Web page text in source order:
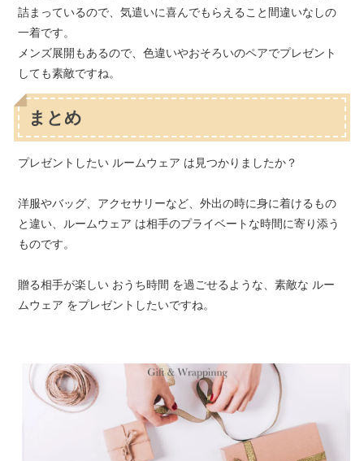
詰まっているので、気遣いに喜んでもらえること間違いなしの
一着です。
メンズ展開もあるので、色違いやおそろいのペアでプレゼント
しても素敵ですね。
まとめ
プレゼントしたい ルームウェア は見つかりましたか？
洋服やバッグ、アクセサリーなど、外出の時に身に着けるもの
と違い、ルームウェア は相手のプライベートな時間に寄り添う
ものです。
贈る相手が楽しい おうち時間 を過ごせるような、素敵な ルー
ムウェア をプレゼントしたいですね。